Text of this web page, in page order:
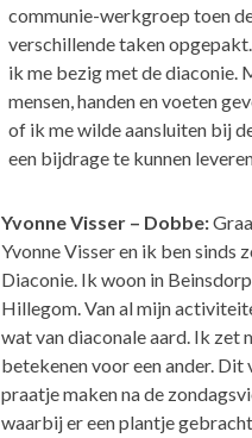
communie-werkgroep toen
verschillende taken
ik me bezig met de diaconie.
mensen, handen en voeten
of ik me wilde aansluiten bij
een bijdrage te kunnen
Yvonne Visser – Dobbe:
Yvonne Visser en ik ben sinds
Diaconie. Ik woon in
Hillegom. Van al mijn
wat van diaconale aard. Ik zet
betekenen voor een ander.
praatje maken na de
waarbij er een plantje